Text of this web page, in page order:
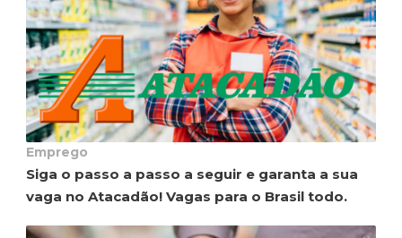
Emprego
Siga o passo a passo a seguir e garanta a sua
vaga no Atacadão! Vagas para o Brasil todo.